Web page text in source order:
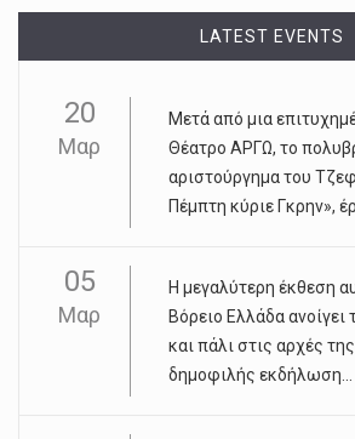
LATEST EVENTS
20
Μαρ
Μετά από μια
Θέατρο ΑΡΓΩ, το
αριστούργημα του
Πέμπτη κύριε Γκρην»,
05
Μαρ
Η μεγαλύτερη έκθεση
Βόρειο Ελλάδα ανοίγει
και πάλι στις αρχές
δημοφιλής εκδήλωση...